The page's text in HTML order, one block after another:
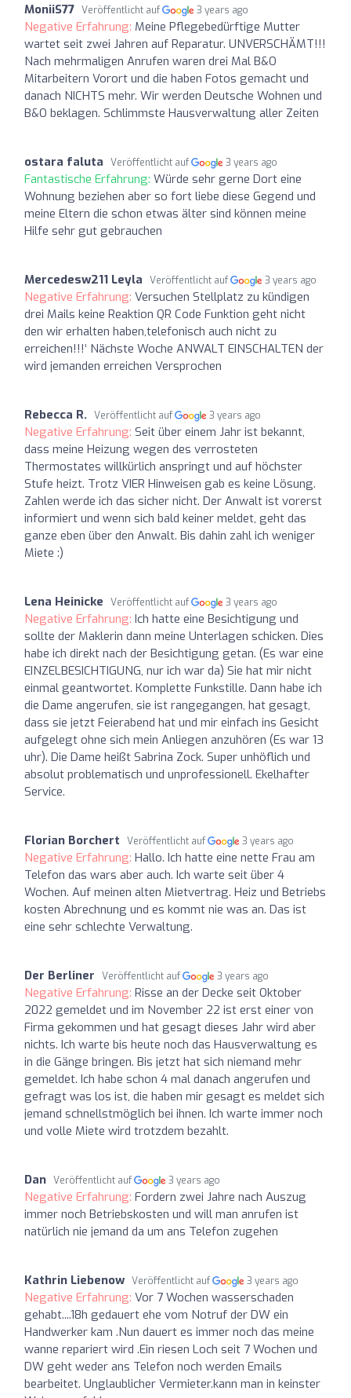
MoniiS77 Veröffentlicht auf 3 years ago
Negative Erfahrung: Meine Pflegebedürftige Mutter
wartet seit zwei Jahren auf Reparatur. UNVERSCHÄMT!!!
Nach mehrmaligen Anrufen waren drei Mal B&O
Mitarbeitern Vorort und die haben Fotos gemacht und
danach NICHTS mehr. Wir werden Deutsche Wohnen und
B&O beklagen. Schlimmste Hausverwaltung aller Zeiten
ostara faluta Veröffentlicht auf 3 years ago
Fantastische Erfahrung: Würde sehr gerne Dort eine
Wohnung beziehen aber so fort liebe diese Gegend und
meine Eltern die schon etwas älter sind können meine
Hilfe sehr gut gebrauchen
Mercedesw211 Leyla Veröffentlicht auf 3 years ago
Negative Erfahrung: Versuchen Stellplatz zu kündigen
drei Mails keine Reaktion QR Code Funktion geht nicht
den wir erhalten haben,telefonisch auch nicht zu
erreichen!!!‘ Nächste Woche ANWALT EINSCHALTEN der
wird jemanden erreichen Versprochen
Rebecca R. Veröffentlicht auf 3 years ago
Negative Erfahrung: Seit über einem Jahr ist bekannt,
dass meine Heizung wegen des verrosteten
Thermostates willkürlich anspringt und auf höchster
Stufe heizt. Trotz VIER Hinweisen gab es keine Lösung.
Zahlen werde ich das sicher nicht. Der Anwalt ist vorerst
informiert und wenn sich bald keiner meldet, geht das
ganze eben über den Anwalt. Bis dahin zahl ich weniger
Miete :)
Lena Heinicke Veröffentlicht auf 3 years ago
Negative Erfahrung: Ich hatte eine Besichtigung und
sollte der Maklerin dann meine Unterlagen schicken. Dies
habe ich direkt nach der Besichtigung getan. (Es war eine
EINZELBESICHTIGUNG, nur ich war da) Sie hat mir nicht
einmal geantwortet. Komplette Funkstille. Dann habe ich
die Dame angerufen, sie ist rangegangen, hat gesagt,
dass sie jetzt Feierabend hat und mir einfach ins Gesicht
aufgelegt ohne sich mein Anliegen anzuhören (Es war 13
uhr). Die Dame heißt Sabrina Zock. Super unhöflich und
absolut problematisch und unprofessionell. Ekelhafter
Service.
Florian Borchert Veröffentlicht auf 3 years ago
Negative Erfahrung: Hallo. Ich hatte eine nette Frau am
Telefon das wars aber auch. Ich warte seit über 4
Wochen. Auf meinen alten Mietvertrag. Heiz und Betriebs
kosten Abrechnung und es kommt nie was an. Das ist
eine sehr schlechte Verwaltung.
Der Berliner Veröffentlicht auf 3 years ago
Negative Erfahrung: Risse an der Decke seit Oktober
2022 gemeldet und im November 22 ist erst einer von
Firma gekommen und hat gesagt dieses Jahr wird aber
nichts. Ich warte bis heute noch das Hausverwaltung es
in die Gänge bringen. Bis jetzt hat sich niemand mehr
gemeldet. Ich habe schon 4 mal danach angerufen und
gefragt was los ist, die haben mir gesagt es meldet sich
jemand schnellstmöglich bei ihnen. Ich warte immer noch
und volle Miete wird trotzdem bezahlt.
Dan Veröffentlicht auf 3 years ago
Negative Erfahrung: Fordern zwei Jahre nach Auszug
immer noch Betriebskosten und will man anrufen ist
natürlich nie jemand da um ans Telefon zugehen
Kathrin Liebenow Veröffentlicht auf 3 years ago
Negative Erfahrung: Vor 7 Wochen wasserschaden
gehabt....18h gedauert ehe vom Notruf der DW ein
Handwerker kam .Nun dauert es immer noch das meine
wanne repariert wird .Ein riesen Loch seit 7 Wochen und
DW geht weder ans Telefon noch werden Emails
bearbeitet. Unglaublicher Vermieter.kann man in keinster